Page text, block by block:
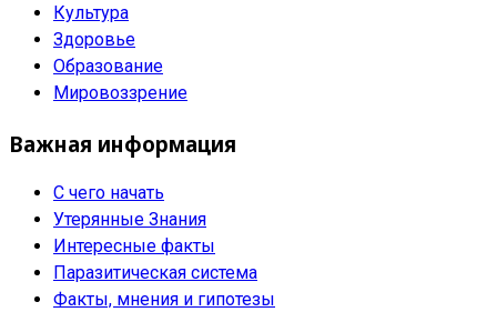
Культура
Здоровье
Образование
Мировоззрение
Важная информация
С чего начать
Утерянные Знания
Интересные факты
Паразитическая система
Факты, мнения и гипотезы